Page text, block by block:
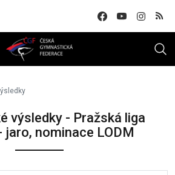
výsledky - Pražská liga
jaro, nominace LODM